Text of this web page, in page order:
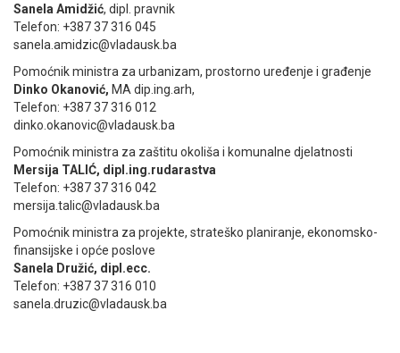
Sanela Amidžić, dipl. pravnik
Telefon: +387 37 316 045
sanela.amidzic@vladausk.ba
Pomoćnik ministra za urbanizam, prostorno uređenje i građenje
Dinko Okanović, MA dip.ing.arh,
Telefon: +387 37 316 012
dinko.okanovic@vladausk.ba
Pomoćnik ministra za zaštitu okoliša i komunalne djelatnosti
Mersija TALIĆ, dipl.ing.rudarastva
Telefon: +387 37 316 042
mersija.talic@vladausk.ba
Pomoćnik ministra za projekte, strateško planiranje, ekonomsko-
finansijske i opće poslove
Sanela Družić, dipl.ecc.
Telefon: +387 37 316 010
sanela.druzic@vladausk.ba